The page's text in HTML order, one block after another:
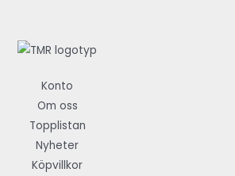
Konto
Om oss
Topplistan
Nyheter
Köpvillkor